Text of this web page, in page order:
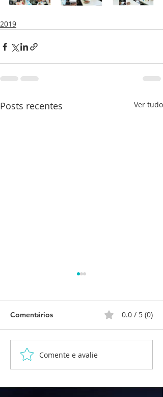
2019
Posts recentes Ver tudo
Relatório de Atividades
Cognitivas
Comentários 0.0 / 5 (0)
Comente e avalie